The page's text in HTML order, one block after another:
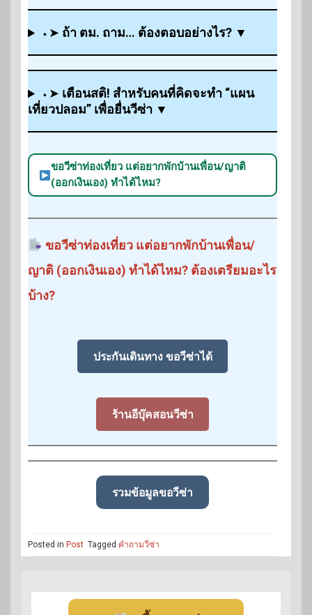
⬩➤ ถ้า ตม. ถาม… ต้องตอบอย่างไร? ▼
⬩➤ เตือนสติ! สำหรับคนที่คิดจะทำ “แผน
เที่ยวปลอม” เพื่อยื่นวีซ่า ▼
ขอวีซ่าท่องเที่ยว แต่อยากพักบ้านเพื่อน/ญาติ
(ออกเงินเอง) ทำได้ไหม?
ขอวีซ่าท่องเที่ยว แต่อยากพักบ้านเพื่อน/
ญาติ (ออกเงินเอง) ทำได้ไหม? ต้องเตรียมอะไร
บ้าง?
ประกันเดินทาง ขอวีซ่าได้
ร้านอีบุ๊คสอนวีซ่า
รวมข้อมูลขอวีซ่า
Posted in Post Tagged คำถามวีซ่า